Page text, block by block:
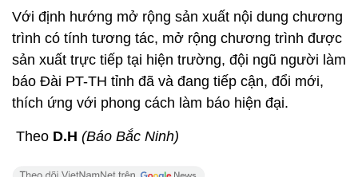
Với định hướng mở rộng sản xuất nội dung chương
trình có tính tương tác, mở rộng chương trình được
sản xuất trực tiếp tại hiện trường, đội ngũ người làm
báo Đài PT-TH tỉnh đã và đang tiếp cận, đổi mới,
thích ứng với phong cách làm báo hiện đại.
Theo D.H (Báo Bắc Ninh)